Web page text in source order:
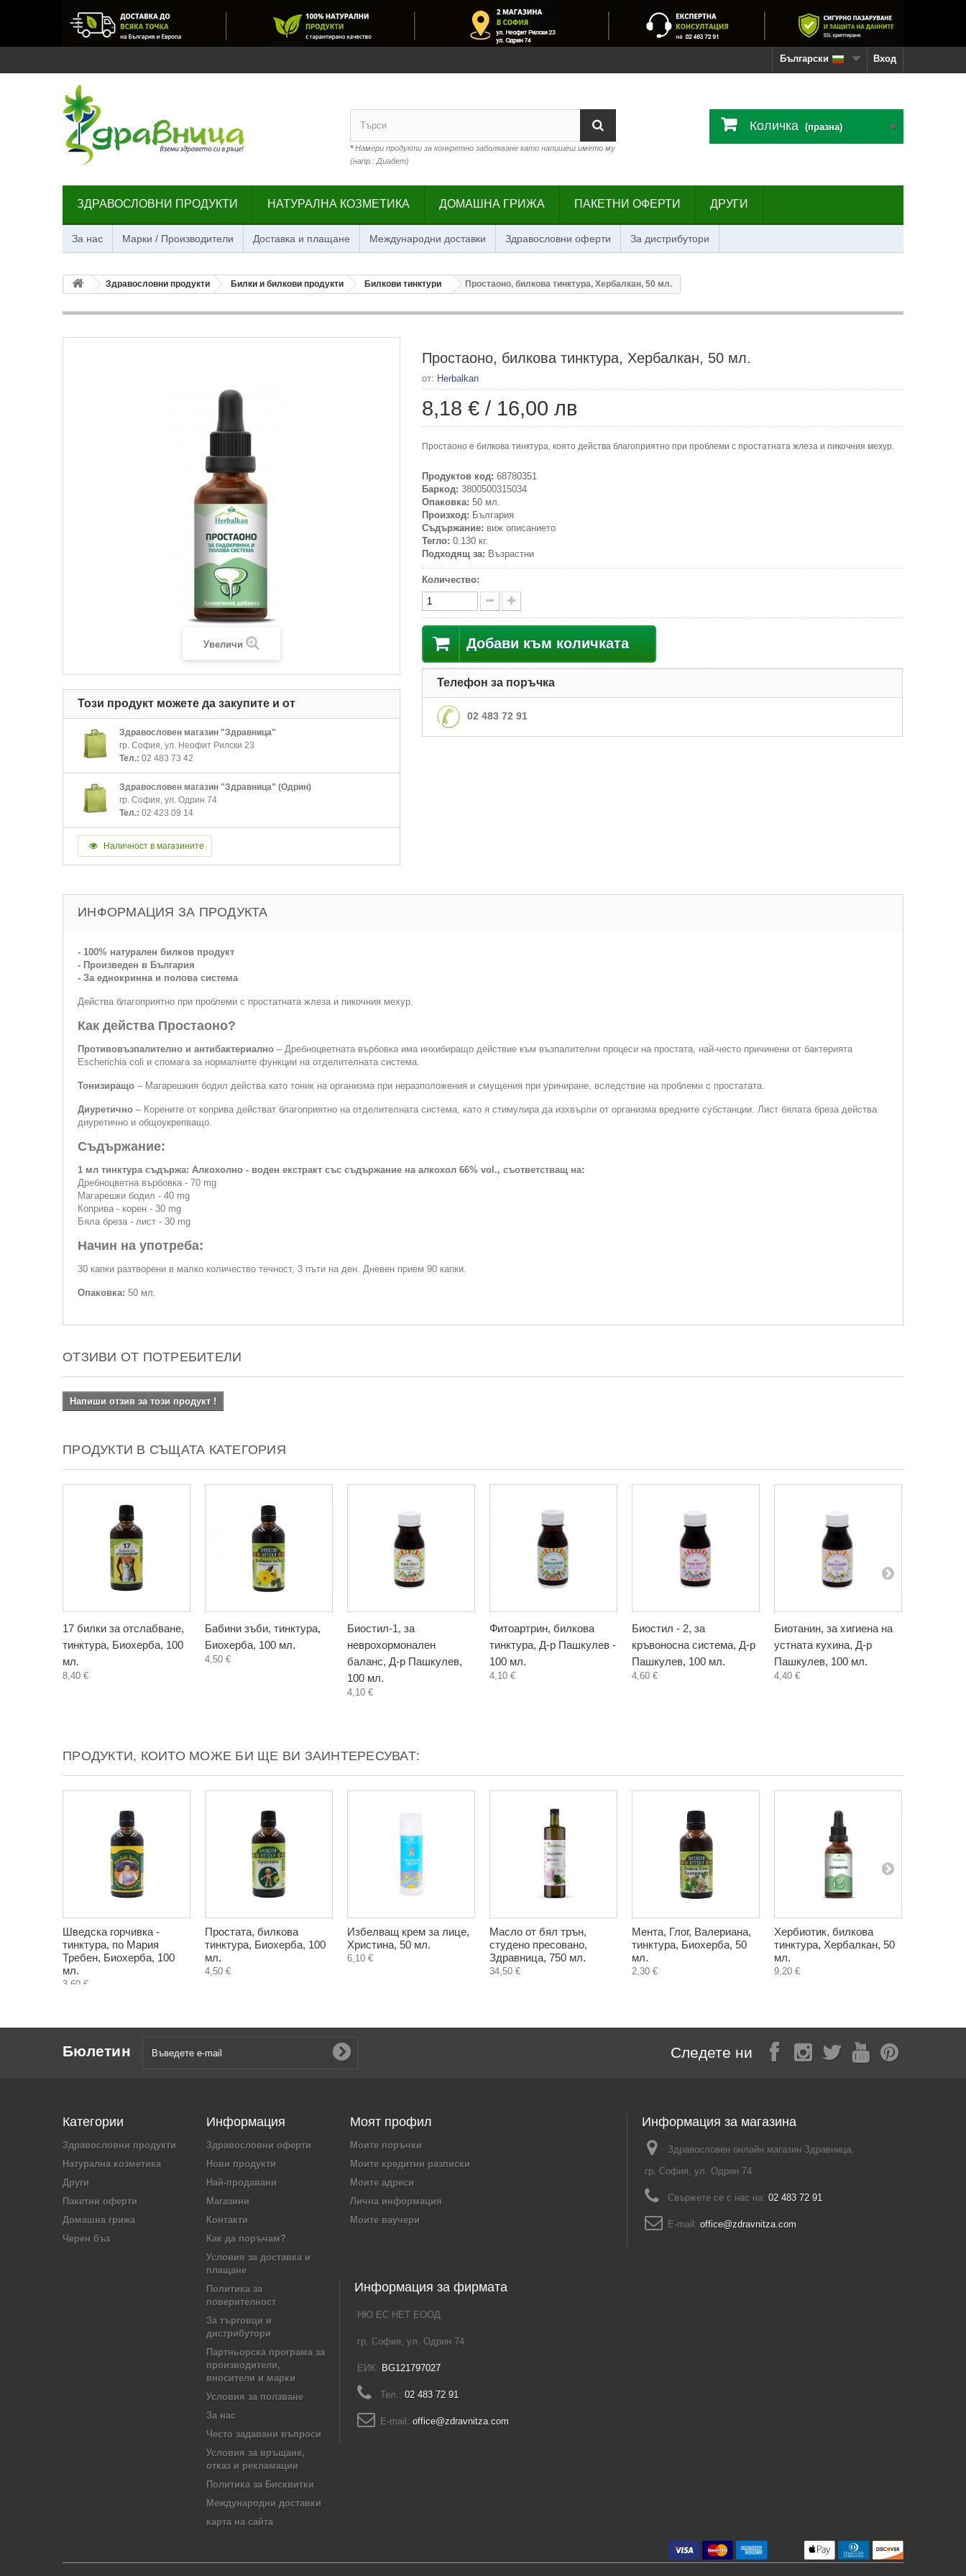
Вход
Български
*Намери продукти за конкретно заболяване като напишеш името му
(напр.: Диабет)
Количка (празна)
ЗДРАВОСЛОВНИ ПРОДУКТИ НАТУРАЛНА КОЗМЕТИКА ДОМАШНА ГРИЖА ПАКЕТНИ ОФЕРТИ ДРУГИ
За нас Марки / Производители Доставка и плащане Международни доставки Здравословни оферти За дистрибутори
Здравословни продукти Билки и билкови продукти Билкови тинктури Простаоно, билкова тинктура, Хербалкан, 50 мл.
Увеличи
Този продукт можете да закупите и от
Здравословен магазин "Здравница"
гр. София, ул. Неофит Рилски 23
Тел.: 02 483 73 42
Здравословен магазин "Здравница" (Одрин)
гр. София, ул. Одрин 74
Тел.: 02 423 09 14
Наличност в магазините
Простаоно, билкова тинктура, Хербалкан, 50 мл.
от: Herbalkan
8,18 € / 16,00 лв
Простаоно е билкова тинктура, която действа благоприятно при проблеми с простатната жлеза и пикочния мехур.
Продуктов код: 68780351
Баркод: 3800500315034
Опаковка: 50 мл.
Произход: България
Съдържание: виж описанието
Тегло: 0.130 кг.
Подходящ за: Възрастни
Количество:
Добави към количката
Телефон за поръчка
02 483 72 91
ИНФОРМАЦИЯ ЗА ПРОДУКТА
- 100% натурален билков продукт
- Произведен в България
- За еднокринна и полова система
Действа благоприятно при проблеми с простатната жлеза и пикочния мехур.
Как действа Простаоно?
Противовъзпалително и антибактериално – Дребноцветната върбовка има инхибиращо действие към възпалителни процеси на простата, най-често причинени от бактерията
Escherichia coli и спомага за нормалните функции на отделителната система.
Тонизиращо – Магарешкия бодил действа като тоник на организма при неразположения и смущения при уриниране, вследствие на проблеми с простатата.
Диуретично – Корените от коприва действат благоприятно на отделителната система, като я стимулира да изхвърли от организма вредните субстанции. Лист бялата бреза действа
диуретично и общоукрепващо.
Съдържание:
1 мл тинктура съдържа: Алкохолно - воден екстракт със съдържание на алкохол 66% vol., съответстващ на:
Дребноцветна върбовка - 70 mg
Магарешки бодил - 40 mg
Коприва - корен - 30 mg
Бяла бреза - лист - 30 mg
Начин на употреба:
30 капки разтворени в малко количество течност, 3 пъти на ден. Дневен прием 90 капки.
Опаковка: 50 мл.
ОТЗИВИ ОТ ПОТРЕБИТЕЛИ
Напиши отзив за този продукт !
ПРОДУКТИ В СЪЩАТА КАТЕГОРИЯ
17 билки за отслабване,
тинктура, Биохерба, 100
мл.
8,40 €
Бабини зъби, тинктура,
Биохерба, 100 мл.
4,50 €
Биостил-1, за
неврохормонален
баланс, Д-р Пашкулев,
100 мл.
4,10 €
Фитоартрин, билкова
тинктура, Д-р Пашкулев -
100 мл.
4,10 €
Биостил - 2, за
кръвоносна система, Д-р
Пашкулев, 100 мл.
4,60 €
Биотанин, за хигиена на
устната кухина, Д-р
Пашкулев, 100 мл.
4,40 €
ПРОДУКТИ, КОИТО МОЖЕ БИ ЩЕ ВИ ЗАИНТЕРЕСУВАТ:
Шведска горчивка -
тинктура, по Мария
Требен, Биохерба, 100
мл.
3,60 €
Простата, билкова
тинктура, Биохерба, 100
мл.
4,50 €
Избелващ крем за лице,
Христина, 50 мл.
6,10 €
Масло от бял трън,
студено пресовано,
Здравница, 750 мл.
34,50 €
Мента, Глог, Валериана,
тинктура, Биохерба, 50
мл.
2,30 €
Хербиотик, билкова
тинктура, Хербалкан, 50
мл.
9,20 €
Бюлетин Следете ни
Категории
Здравословни продукти
Натурална козметика
Други
Пакетни оферти
Домашна грижа
Черен бъз
Информация
Здравословни оферти
Нови продукти
Най-продавани
Магазини
Контакти
Как да поръчам?
Условия за доставка и
плащане
Политика за
поверителност
За търговци и
дистрибутори
Партньорска програма за
производители,
вносители и марки
Условия за ползване
За нас
Често задавани въпроси
Условия за връщане,
отказ и рекламации
Политика за Бисквитки
Международни доставки
карта на сайта
Моят профил
Моите поръчки
Моите кредитни разписки
Моите адреси
Лична информация
Моите ваучери
Информация за магазина
Здравословен онлайн магазин Здравница,
гр. София, ул. Одрин 74
Свържете се с нас на: 02 483 72 91
E-mail: office@zdravnitza.com
Информация за фирмата
НЮ ЕС НЕТ ЕООД
гр. София, ул. Одрин 74
ЕИК: BG121797027
Тел.: 02 483 72 91
E-mail: office@zdravnitza.com